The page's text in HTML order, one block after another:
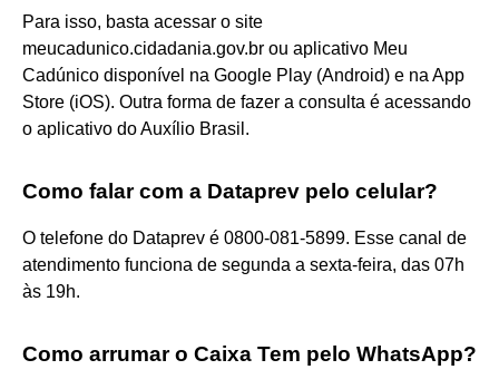
Para isso, basta acessar o site
meucadunico.cidadania.gov.br ou aplicativo Meu
Cadúnico disponível na Google Play (Android) e na App
Store (iOS). Outra forma de fazer a consulta é acessando
o aplicativo do Auxílio Brasil.
Como falar com a Dataprev pelo celular?
O telefone do Dataprev é 0800-081-5899. Esse canal de
atendimento funciona de segunda a sexta-feira, das 07h
às 19h.
Como arrumar o Caixa Tem pelo WhatsApp?